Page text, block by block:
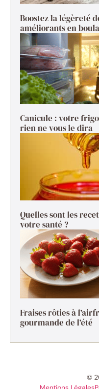
Boostez la légèreté
améliorants en
Canicule : votre
rien ne vous le dira
Quelles sont les
votre santé ?
Fraises rôties à
gourmande de l’été
©